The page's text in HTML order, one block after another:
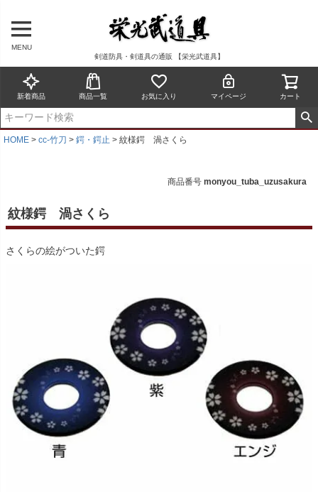
剣道防具・剣道具の通販 【栄光武道具】
MENU
新着商品 商品一覧 お気に入り マイページ カート
HOME cc-竹刀 鍔・鍔止 紋様鍔 渦さくら
商品番号 monyou_tuba_uzusakura
紋様鍔 渦さくら
さくらの絵がついた鍔